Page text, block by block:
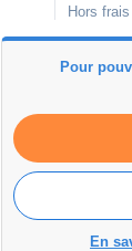
Hors
Pour
En